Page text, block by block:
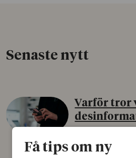
Senaste nytt
Varför tror
Personer som är
Få tips om ny